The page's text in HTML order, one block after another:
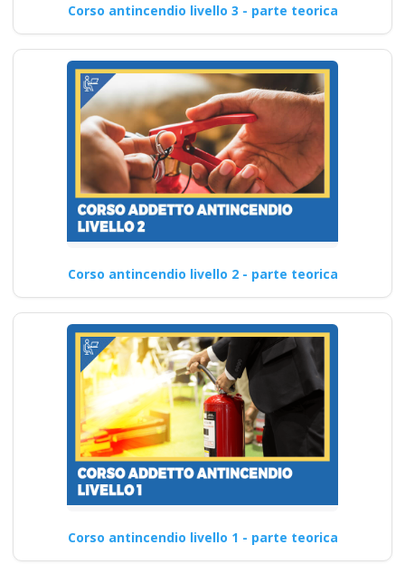
Corso antincendio livello 3 - parte teorica
Corso antincendio livello 2 - parte teorica
Corso antincendio livello 1 - parte teorica